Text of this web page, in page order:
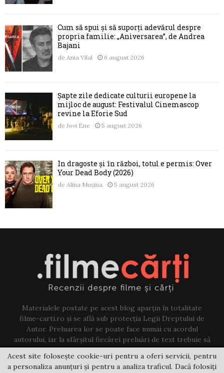
Cum să spui și să suporți adevărul despre
propria familie: „Aniversarea”, de Andrea
Bajani
de Ania Vilal 6 august 2026
Șapte zile dedicate culturii europene la
mijloc de august: Festivalul Cinemascop
revine la Eforie Sud
de Jovi Ene 5 august 2026
În dragoste și în război, totul e permis: Over
Your Dead Body (2026)
de Alina Mușina 5 august 2026
Materialele postate pe acest blog aparțin în totalitate
filme-carti.ro și se află sub protecția Legii Dreptului de
Autor. Preluarea lor se poate face numai cu acordul
autorului, iar la sfârșitul fiecărei preluări de text trebuie să
existe un link către acest blog.
Contact us:jovi@filme-carti.ro
Acest site folosește cookie-uri pentru a oferi servicii, pentru
a personaliza anunțuri și pentru a analiza traficul. Dacă folosiți